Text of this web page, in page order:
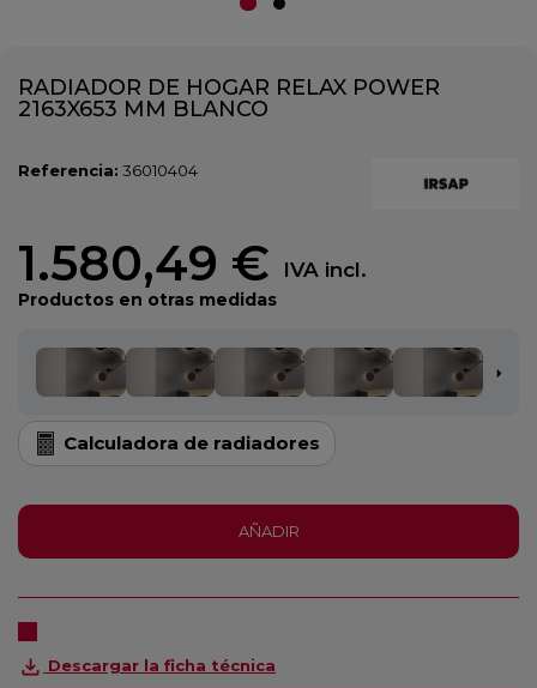
RADIADOR DE HOGAR RELAX POWER
2163X653 MM BLANCO
Referencia: 36010404
1.580,49 € IVA incl.
Productos en otras medidas
Calculadora de radiadores
AÑADIR
Descargar la ficha técnica